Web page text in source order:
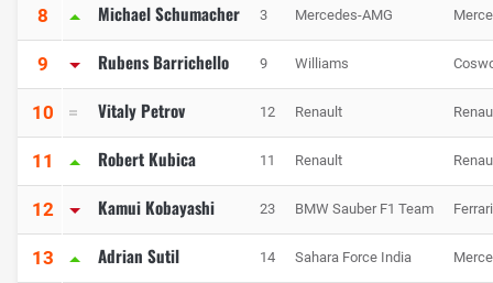
8 Michael Schumacher 3 Mercedes-AMG
9 Rubens Barrichello 9 Williams
10 Vitaly Petrov 12 Renault
11 Robert Kubica 11 Renault
12 Kamui Kobayashi 23 BMW Sauber F1 Team Ferrari
13 Adrian Sutil 14 Sahara Force India